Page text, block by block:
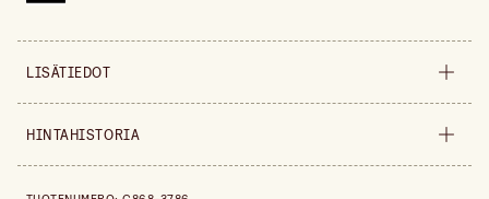
LISÄTIEDOT
Leveys 100 mm
HINTAHISTORIA